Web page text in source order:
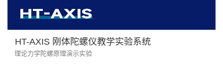
HT-AXIS 刚体陀螺仪教学实验系统
理论力学陀螺原理演示实验